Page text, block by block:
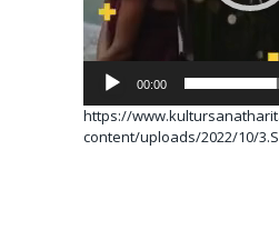
00:00
https://
content/uploads/2022/10/